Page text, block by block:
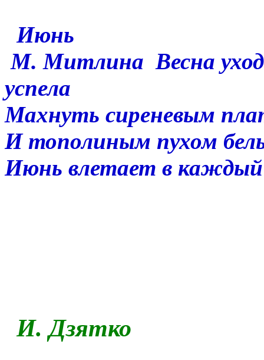
М. Митлина Весна
успела
Махнуть сиреневым
И тополиным пухом
Июнь влетает в
И. Дзятко